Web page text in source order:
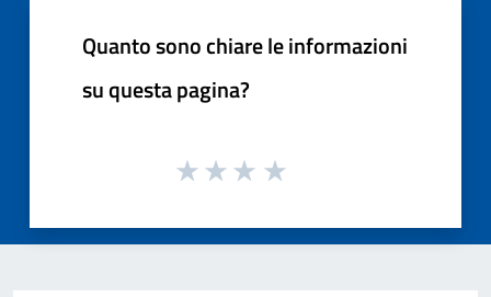
Quanto sono chiare le informazioni
su questa pagina?